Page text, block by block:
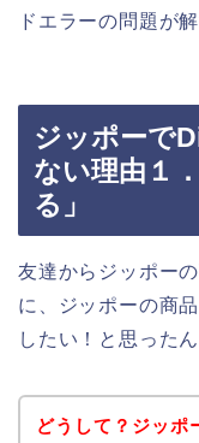
ドエラーの問題が
ジッポーで
ない理由１
る」
友達からジッポー
に、ジッポーの商
したい！と思った
どうして？ジッポ